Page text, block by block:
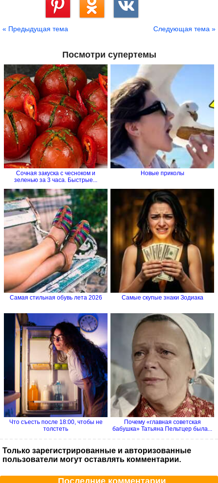
« Предыдущая тема Следующая тема »
Посмотри супертемы
Сочная закуска с чесноком и
зеленью за 3 часа. Быстрые...
Новые приколы
Самая стильная обувь лета 2026 Самые скупые знаки Зодиака
Что съесть после 18:00, чтобы не
толстеть
Почему «главная советская
бабушка» Татьяна Пельтцер была...
Только зарегистрированные и авторизованные
пользователи могут оставлять комментарии.